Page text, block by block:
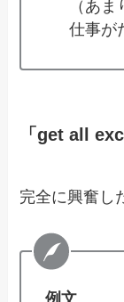
（あ
仕事が
「get all
完全に興奮し